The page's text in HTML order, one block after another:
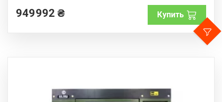
f
5
949992₴ Купить